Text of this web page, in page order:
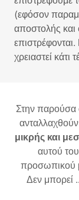
(εφόσον
αποστολής και
χρειαστεί κάτι
Στην
μικρής και
αυτού
προσωπικού
Δεν μπορεί